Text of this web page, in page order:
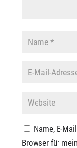
Name, E-
Browser für